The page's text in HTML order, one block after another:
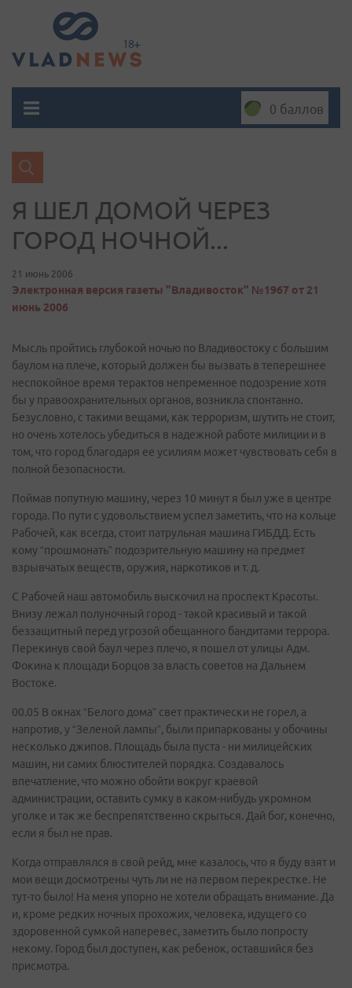
0 баллов
Я ШЕЛ ДОМОЙ ЧЕРЕЗ
ГОРОД НОЧНОЙ...
21 июнь 2006
Электронная версия газеты "Владивосток" №1967 от 21
июнь 2006
Мысль пройтись глубокой ночью по Владивостоку с большим
баулом на плече, который должен бы вызвать в теперешнее
неспокойное время терактов непременное подозрение хотя
бы у правоохранительных органов, возникла спонтанно.
Безусловно, с такими вещами, как терроризм, шутить не стоит,
но очень хотелось убедиться в надежной работе милиции и в
том, что город благодаря ее усилиям может чувствовать себя в
полной безопасности.
Поймав попутную машину, через 10 минут я был уже в центре
города. По пути с удовольствием успел заметить, что на кольце
Рабочей, как всегда, стоит патрульная машина ГИБДД. Есть
кому “прошмонать” подозрительную машину на предмет
взрывчатых веществ, оружия, наркотиков и т. д.
С Рабочей наш автомобиль выскочил на проспект Красоты.
Внизу лежал полуночный город - такой красивый и такой
беззащитный перед угрозой обещанного бандитами террора.
Перекинув свой баул через плечо, я пошел от улицы Адм.
Фокина к площади Борцов за власть советов на Дальнем
Востоке.
00.05 В окнах “Белого дома” свет практически не горел, а
напротив, у “Зеленой лампы”, были припаркованы у обочины
несколько джипов. Площадь была пуста - ни милицейских
машин, ни самих блюстителей порядка. Создавалось
впечатление, что можно обойти вокруг краевой
администрации, оставить сумку в каком-нибудь укромном
уголке и так же беспрепятственно скрыться. Дай бог, конечно,
если я был не прав.
Когда отправлялся в свой рейд, мне казалось, что я буду взят и
мои вещи досмотрены чуть ли не на первом перекрестке. Не
тут-то было! На меня упорно не хотели обращать внимание. Да
и, кроме редких ночных прохожих, человека, идущего со
здоровенной сумкой наперевес, заметить было попросту
некому. Город был доступен, как ребенок, оставшийся без
присмотра.